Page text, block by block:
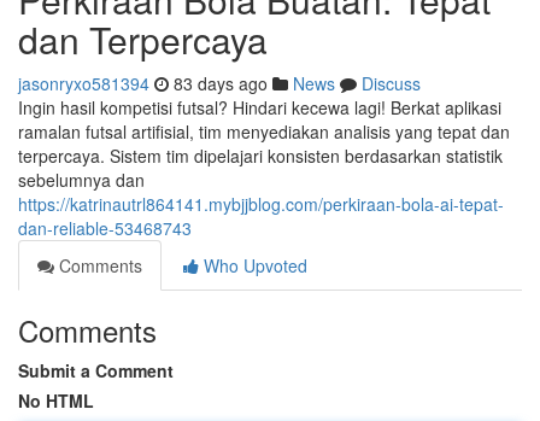
dan Terpercaya
jasonryxo581394 83 days ago News
Discuss
Ingin hasil kompetisi futsal? Hindari kecewa lagi! Berkat aplikasi
ramalan futsal artifisial, tim menyediakan analisis yang tepat dan
terpercaya. Sistem tim dipelajari konsisten berdasarkan statistik
sebelumnya dan
https://katrinautrl864141.mybjjblog.com/perkiraan-bola-ai-tepat-
dan-reliable-53468743
Comments
Who Upvoted
Comments
Submit a Comment
No HTML